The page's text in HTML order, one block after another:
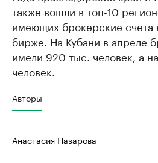
также вошли в топ-10
имеющих брокерские счета
бирже. На Кубани в апреле
имели 920 тыс. человек, а
человек.
Авторы
Анастасия Назарова